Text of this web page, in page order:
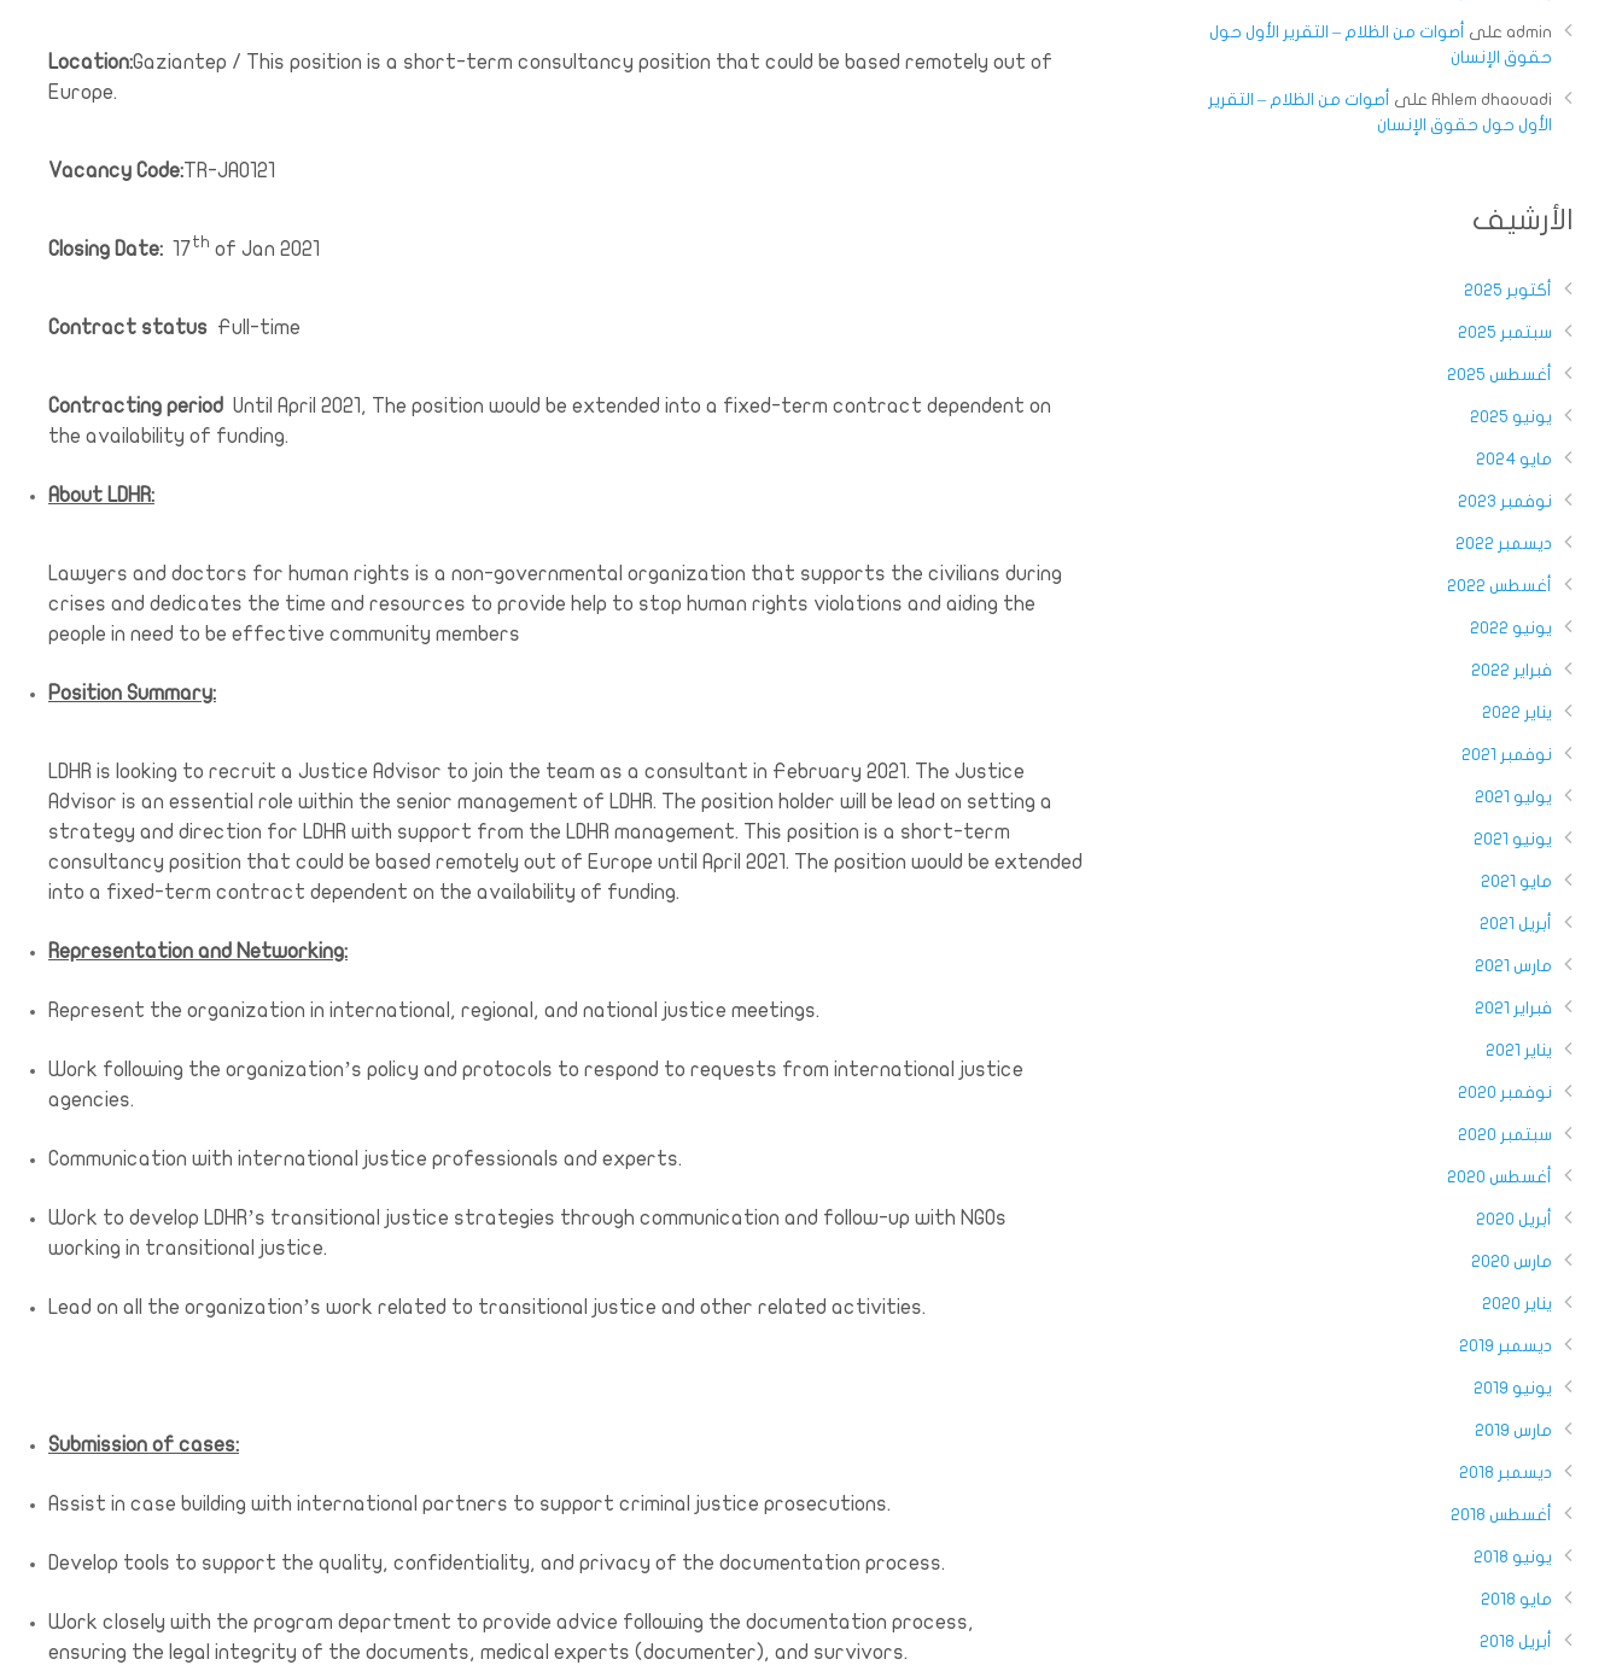
Location:Gaziantep / This position is a short-term consultancy position that could be based remotely out of
Europe.
Vacancy Code:TR-JA0121
Closing Date: 17th of Jan 2021
Contract status Full-time
Contracting period Until April 2021, The position would be extended into a fixed-term contract dependent on
the availability of funding.
About LDHR:
Lawyers and doctors for human rights is a non-governmental organization that supports the civilians during
crises and dedicates the time and resources to provide help to stop human rights violations and aiding the
people in need to be effective community members
Position Summary:
LDHR is looking to recruit a Justice Advisor to join the team as a consultant in February 2021. The Justice
Advisor is an essential role within the senior management of LDHR. The position holder will be lead on setting a
strategy and direction for LDHR with support from the LDHR management. This position is a short-term
consultancy position that could be based remotely out of Europe until April 2021. The position would be extended
into a fixed-term contract dependent on the availability of funding.
Representation and Networking:
Represent the organization in international, regional, and national justice meetings.
Work following the organization’s policy and protocols to respond to requests from international justice
agencies.
Communication with international justice professionals and experts.
Work to develop LDHR’s transitional justice strategies through communication and follow-up with NGOs
working in transitional justice.
Lead on all the organization’s work related to transitional justice and other related activities.
Submission of cases:
Assist in case building with international partners to support criminal justice prosecutions.
Develop tools to support the quality, confidentiality, and privacy of the documentation process.
Work closely with the program department to provide advice following the documentation process,
ensuring the legal integrity of the documents, medical experts (documenter), and survivors.
admin على أصوات من الظلام – التقرير الأول حول
حقوق الإنسان
Ahlem dhaouadi على أصوات من الظلام – التقرير
الأول حول حقوق الإنسان
الأرشيف
أكتوبر 2025
سبتمبر 2025
أغسطس 2025
يونيو 2025
مايو 2024
نوفمبر 2023
ديسمبر 2022
أغسطس 2022
يونيو 2022
فبراير 2022
يناير 2022
نوفمبر 2021
يوليو 2021
يونيو 2021
مايو 2021
أبريل 2021
مارس 2021
فبراير 2021
يناير 2021
نوفمبر 2020
سبتمبر 2020
أغسطس 2020
أبريل 2020
مارس 2020
يناير 2020
ديسمبر 2019
يونيو 2019
مارس 2019
ديسمبر 2018
أغسطس 2018
يونيو 2018
مايو 2018
أبريل 2018